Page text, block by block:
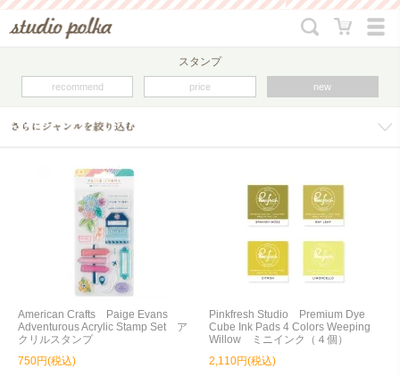
スタンプ
recommend price new
American Crafts Paige Evans
Adventurous Acrylic Stamp Set ア
クリルスタンプ
750円(税込)
Pinkfresh Studio Premium Dye
Cube Ink Pads 4 Colors Weeping
Willow ミニインク（４個）
2,110円(税込)